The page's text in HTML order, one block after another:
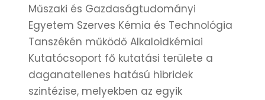
Műszaki és Gazdaságtudományi
Egyetem Szerves Kémia és Technológia
Tanszékén működő Alkaloidkémiai
Kutatócsoport fő kutatási területe a
daganatellenes hatású hibridek
szintézise, melyekben az egyik